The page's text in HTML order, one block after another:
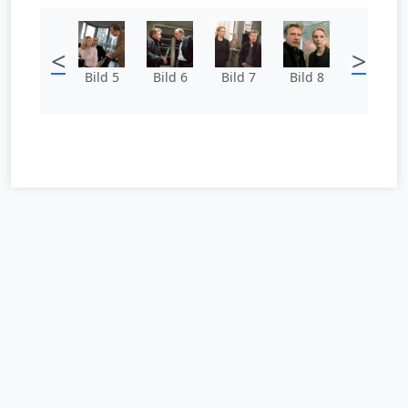
< Bild 5 Bild 6 Bild 7 Bild 8 >